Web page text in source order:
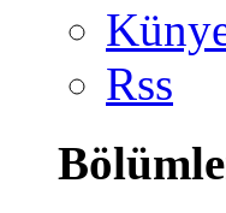
Rss